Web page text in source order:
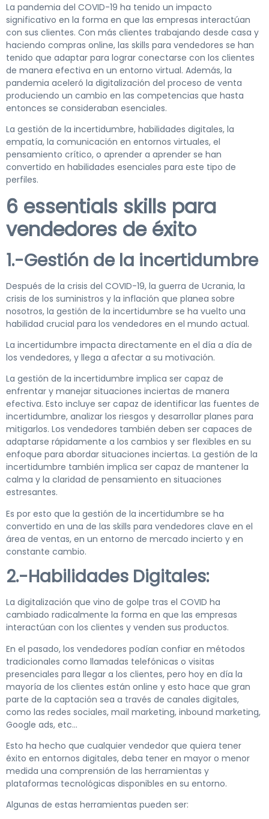
La pandemia del COVID-19 ha tenido un impacto
significativo en la forma en que las empresas interactúan
con sus clientes. Con más clientes trabajando desde casa y
haciendo compras online, las skills para vendedores se han
tenido que adaptar para lograr conectarse con los clientes
de manera efectiva en un entorno virtual. Además, la
pandemia aceleró la digitalización del proceso de venta
produciendo un cambio en las competencias que hasta
entonces se consideraban esenciales.
La gestión de la incertidumbre, habilidades digitales, la
empatía, la comunicación en entornos virtuales, el
pensamiento crítico, o aprender a aprender se han
convertido en habilidades esenciales para este tipo de
perfiles.
6 essentials skills para
vendedores de éxito
1.-Gestión de la incertidumbre
Después de la crisis del COVID-19, la guerra de Ucrania, la
crisis de los suministros y la inflación que planea sobre
nosotros, la gestión de la incertidumbre se ha vuelto una
habilidad crucial para los vendedores en el mundo actual.
La incertidumbre impacta directamente en el día a día de
los vendedores, y llega a afectar a su motivación.
La gestión de la incertidumbre implica ser capaz de
enfrentar y manejar situaciones inciertas de manera
efectiva. Esto incluye ser capaz de identificar las fuentes de
incertidumbre, analizar los riesgos y desarrollar planes para
mitigarlos. Los vendedores también deben ser capaces de
adaptarse rápidamente a los cambios y ser flexibles en su
enfoque para abordar situaciones inciertas. La gestión de la
incertidumbre también implica ser capaz de mantener la
calma y la claridad de pensamiento en situaciones
estresantes.
Es por esto que la gestión de la incertidumbre se ha
convertido en una de las skills para vendedores clave en el
área de ventas, en un entorno de mercado incierto y en
constante cambio.
2.-Habilidades Digitales:
La digitalización que vino de golpe tras el COVID ha
cambiado radicalmente la forma en que las empresas
interactúan con los clientes y venden sus productos.
En el pasado, los vendedores podían confiar en métodos
tradicionales como llamadas telefónicas o visitas
presenciales para llegar a los clientes, pero hoy en día la
mayoría de los clientes están online y esto hace que gran
parte de la captación sea a través de canales digitales,
como las redes sociales, mail marketing, inbound marketing,
Google ads, etc…
Esto ha hecho que cualquier vendedor que quiera tener
éxito en entornos digitales, deba tener en mayor o menor
medida una comprensión de las herramientas y
plataformas tecnológicas disponibles en su entorno.
Algunas de estas herramientas pueden ser: